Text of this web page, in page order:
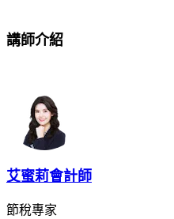
講師介紹
艾蜜莉會計師
節稅專家